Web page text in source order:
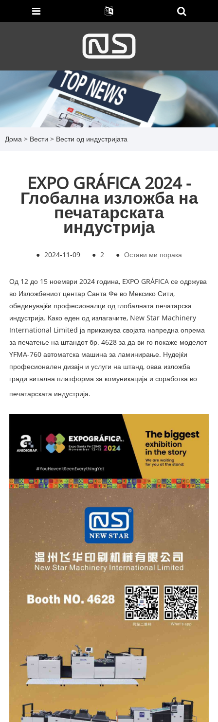
Дома > Вести > Вести од индустријата
EXPO GRÁFICA 2024 -
Глобална изложба на
печатарската
индустрија
● 2024-11-09 ● 2 ● Остави ми порака
Од 12 до 15 ноември 2024 година, EXPO GRÁFICA се одржува
во Изложбениот центар Санта Фе во Мексико Сити,
обединувајќи професионалци од глобалната печатарска
индустрија. Како еден од излагачите, New Star Machinery
International Limited ја прикажува својата напредна опрема
за печатење на штандот бр. 4628 за да ви го покаже моделот
YFMA-760 автоматска машина за ламинирање. Нудејќи
професионален дизајн и услуги на штанд, оваа изложба
гради витална платформа за комуникација и соработка во
печатарската индустрија.